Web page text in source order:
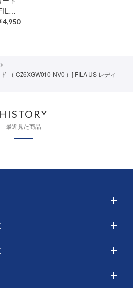
4,950
（ CZ6XGW010-NV0 ）[ FILA US レディ
HISTORY
最近見た商品